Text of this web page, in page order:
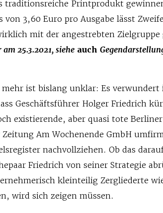
traditionsreiche Printprodukt
von 3,60 Euro pro Ausgabe lässt
mit der angestrebten Zielgruppe
25.3.2021, siehe auch
mehr ist bislang unklar: Es verwundert
Geschäftsführer Holger Friedrich
existierende, aber quasi tote
Am Wochenende GmbH
nachvollziehen. Ob das
Friedrich von seiner Strategie
kleinteilig Zergliederte
wird sich zeigen müssen.